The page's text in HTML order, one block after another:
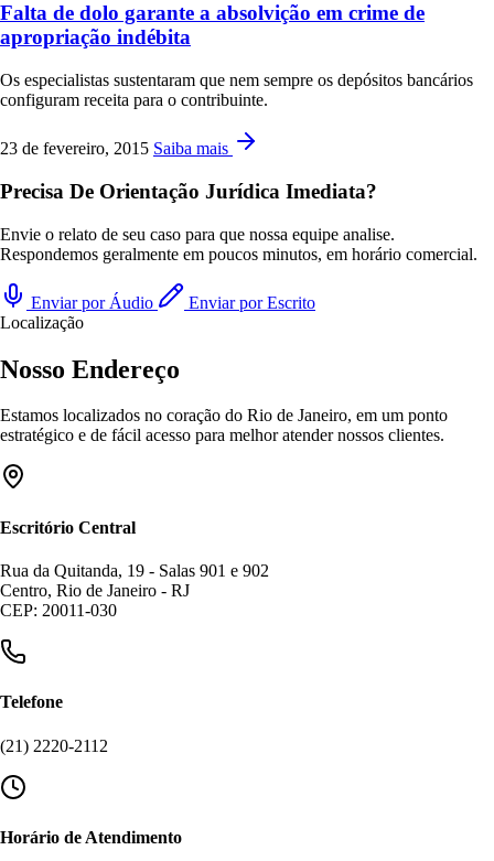
Falta de dolo garante a absolvição em crime de
apropriação indébita
Os especialistas sustentaram que nem sempre os depósitos bancários
configuram receita para o contribuinte.
23 de fevereiro, 2015 Saiba mais
Precisa De Orientação Jurídica Imediata?
Envie o relato de seu caso para que nossa equipe analise.
Respondemos geralmente em poucos minutos, em horário comercial.
Enviar por Áudio
Enviar por Escrito
Localização
Nosso Endereço
Estamos localizados no coração do Rio de Janeiro, em um ponto
estratégico e de fácil acesso para melhor atender nossos clientes.
Escritório Central
Rua da Quitanda, 19 - Salas 901 e 902
Centro, Rio de Janeiro - RJ
CEP: 20011-030
Telefone
(21) 2220-2112
Horário de Atendimento